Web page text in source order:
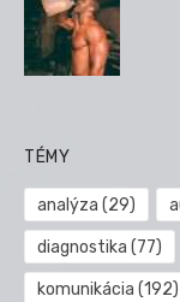
TÉMY
analýza (29)
diagnostika (77)
komunikácia (192)